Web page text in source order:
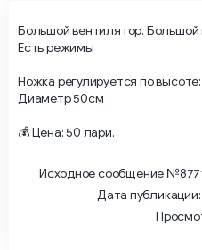
Большой вентилятор. Большой
Есть режимы
Ножка регулируется по
Диаметр 50см
💰 Цена: 50 лари.
Исходное сообщение
Дата